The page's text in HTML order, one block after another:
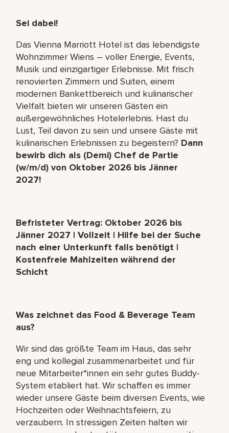
Sei dabei!
Das Vienna Marriott Hotel ist das lebendigste
Wohnzimmer Wiens – voller Energie, Events,
Musik und einzigartiger Erlebnisse. Mit frisch
renovierten Zimmern und Suiten, einem
modernen Bankettbereich und kulinarischer
Vielfalt bieten wir unseren Gästen ein
außergewöhnliches Hotelerlebnis. Hast du
Lust, Teil davon zu sein und unsere Gäste mit
kulinarischen Erlebnissen zu begeistern? Dann
bewirb dich als (Demi) Chef de Partie
(w/m/d) von Oktober 2026 bis Jänner
2027!
Befristeter Vertrag: Oktober 2026 bis
Jänner 2027 | Vollzeit | Hilfe bei der Suche
nach einer Unterkunft falls benötigt |
Kostenfreie Mahlzeiten während der
Schicht
Was zeichnet das Food & Beverage Team
aus?
Wir sind das größte Team im Haus, das sehr
eng und kollegial zusammenarbeitet und für
neue Mitarbeiter*innen ein sehr gutes Buddy-
System etabliert hat. Wir schaffen es immer
wieder unsere Gäste beim diversen Events, wie
Hochzeiten oder Weihnachtsfeiern, zu
verzaubern. In stressigen Zeiten halten wir